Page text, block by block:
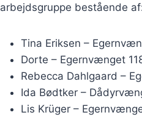
arbejdsgruppe bestående
Tina Eriksen –
Dorte – Egernvænget
Rebecca Dahlgaard –
Ida Bødtker –
Lis Krüger –